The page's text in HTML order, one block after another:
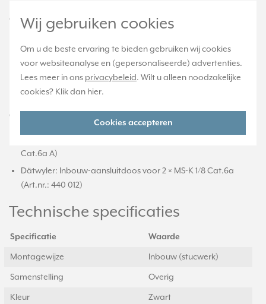
Wij gebruiken cookies
Om u de beste ervaring te bieden gebruiken wij cookies
voor websiteanalyse en (gepersonaliseerde) advertenties.
Lees meer in ons privacybeleid. Wilt u alleen noodzakelijke
cookies? Klik dan hier.
Cookies accepteren
Geschikt voor:
2-voudige montageadapter: UMA MA2-KS2 (i.c.m.
universeelmodule UMA-CAT6A-25)
USB-data-aansluiting: 2131 USBS
Ook compatibel met data-aansluitdozen van:
Cat.6a A)
Dätwyler: Inbouw-aansluitdoos voor 2 × MS-K 1/8 Cat.6a
(Art.nr.: 440 012)
Technische specificaties
Specificatie Waarde
Montagewijze Inbouw (stucwerk)
Samenstelling Overig
Kleur Zwart